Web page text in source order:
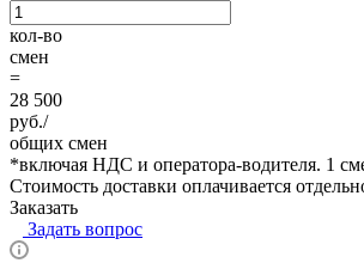
кол-во
смен
=
28 500
руб./
общих смен
*включая НДС и оператора-водителя. 1
Стоимость доставки оплачивается
Заказать
Задать вопрос